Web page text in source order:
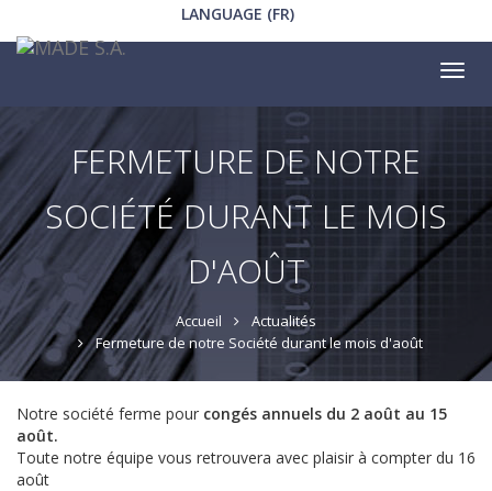
LANGUAGE (FR)
FERMETURE DE NOTRE
SOCIÉTÉ DURANT LE MOIS
D'AOÛT
Accueil
Actualités
Fermeture de notre Société durant le mois d'août
Notre société ferme pour congés annuels du 2 août au 15
août.
Toute notre équipe vous retrouvera avec plaisir à compter du 16
août